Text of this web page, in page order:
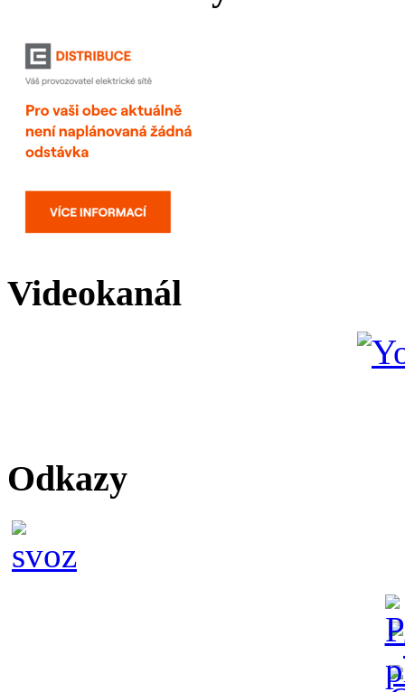
Videokanál
Odkazy